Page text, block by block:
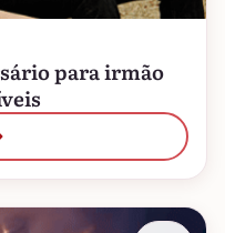
para irmão